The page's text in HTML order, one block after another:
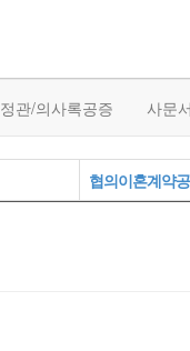
정관/의사록공증 사문
협의이혼계약